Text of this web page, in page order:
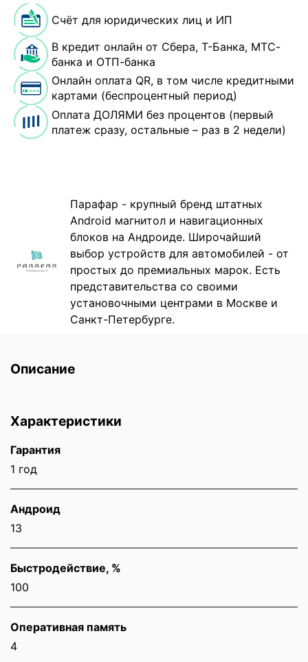
Счёт для юридических лиц и ИП
В кредит онлайн от Сбера, Т-Банка, МТС-
банка и ОТП-банка
Онлайн оплата QR, в том числе кредитными
картами (беспроцентный период)
Оплата ДОЛЯМИ без процентов (первый
платеж сразу, остальные – раз в 2 недели)
Парафар - крупный бренд штатных
Android магнитол и навигационных
блоков на Андроиде. Широчайший
выбор устройств для автомобилей - от
простых до премиальных марок. Есть
представительства со своими
установочными центрами в Москве и
Санкт-Петербурге.
Описание
Характеристики
Гарантия
1 год
Андроид
13
Быстродействие, %
100
Оперативная память
4